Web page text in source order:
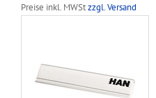
Preise inkl. MWStzzgl. Versand